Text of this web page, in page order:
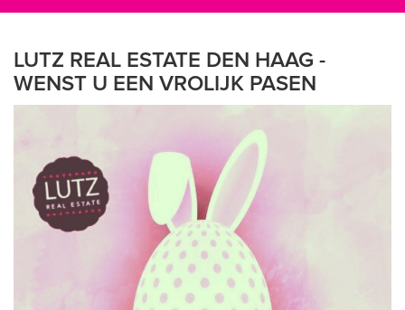
LUTZ REAL ESTATE DEN HAAG -
WENST U EEN VROLIJK PASEN